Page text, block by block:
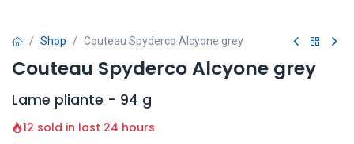
Shop Couteau Spyderco Alcyone grey
Couteau Spyderco Alcyone grey
Lame pliante - 94 g
12 sold in last 24 hours